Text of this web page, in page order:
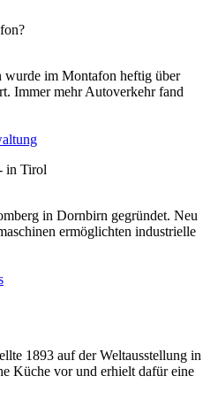
wurde im Montafon heftig über
Immer mehr Autoverkehr fand
in Dornbirn gegründet. Neu
ermöglichten industrielle
1893 auf der Weltausstellung in
Küche vor und erhielt dafür eine